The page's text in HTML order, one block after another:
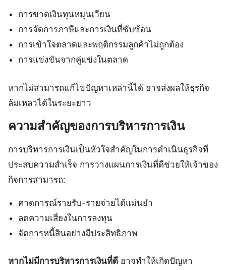
การขาดเงินทุนหมุนเวียน
การจัดการภาษีและการเงินที่ซับซ้อน
การเข้าใจตลาดและพฤติกรรมลูกค้าไม่ถูกต้อง
การแข่งขันจากคู่แข่งในตลาด
หากไม่สามารถแก้ไขปัญหาเหล่านี้ได้ อาจส่งผลให้ธุรกิจ
ล้มเหลวได้ในระยะยาว
ความสำคัญของการบริหารการเงิน
การบริหารการเงินเป็นหัวใจสำคัญในการดำเนินธุรกิจที่
ประสบความสำเร็จ การวางแผนการเงินที่ดีช่วยให้เจ้าของ
กิจการสามารถ:
คาดการณ์รายรับ-รายจ่ายได้แม่นยำ
ลดความเสี่ยงในการลงทุน
จัดการหนี้สินอย่างมีประสิทธิภาพ
หากไม่มีการบริหารการเงินที่ดี อาจทำให้เกิดปัญหา